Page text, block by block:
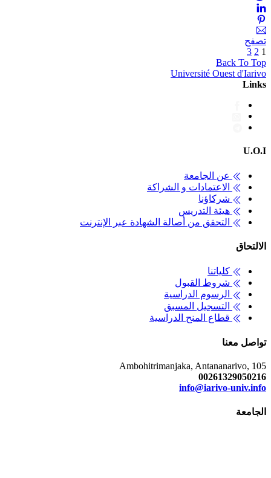
تصفح
1
2
3
Back To Top
Université Ouest d'Iarivo
Links
U.O.I
عن الجامعة
الاعتمادات و الشراكة
شركاؤنا
هيئة التدريس
التحقق من أصالة الشهادة عبر الإنترنت
الالتحاق
كلياتنا
شروط القبول
الرسوم الدراسية
التسجيل المسبق
قطاع المنح الدراسية
تواصل معنا
Ambohitrimanjaka, Antananarivo, 105
00261329050216
info@iarivo-univ.info
الجامعة